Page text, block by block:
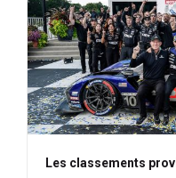
Les classements